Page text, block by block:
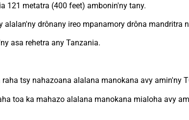
121 metatra (400 feet) ambonin'ny tany.
drônany ireo mpanamory drôna mandritra
asa rehetra any Tanzania.
tsy nahazoana alalana manokana avy amin'ny
toa ka mahazo alalana manokana mialoha avy